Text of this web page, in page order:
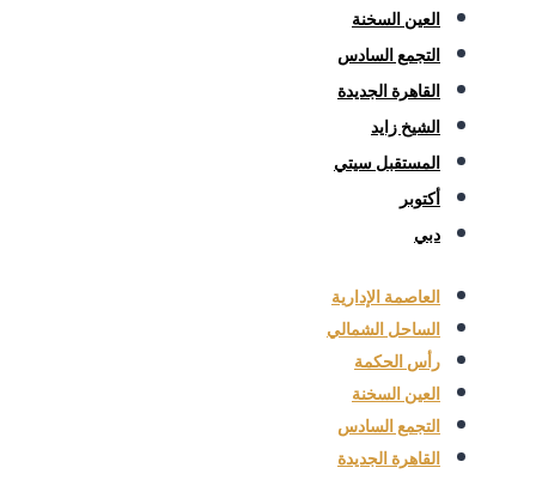
العين السخنة
التجمع السادس
القاهرة الجديدة
الشيخ زايد
المستقبل سيتي
أكتوبر
دبي
العاصمة الإدارية
الساحل الشمالي
رأس الحكمة
العين السخنة
التجمع السادس
القاهرة الجديدة